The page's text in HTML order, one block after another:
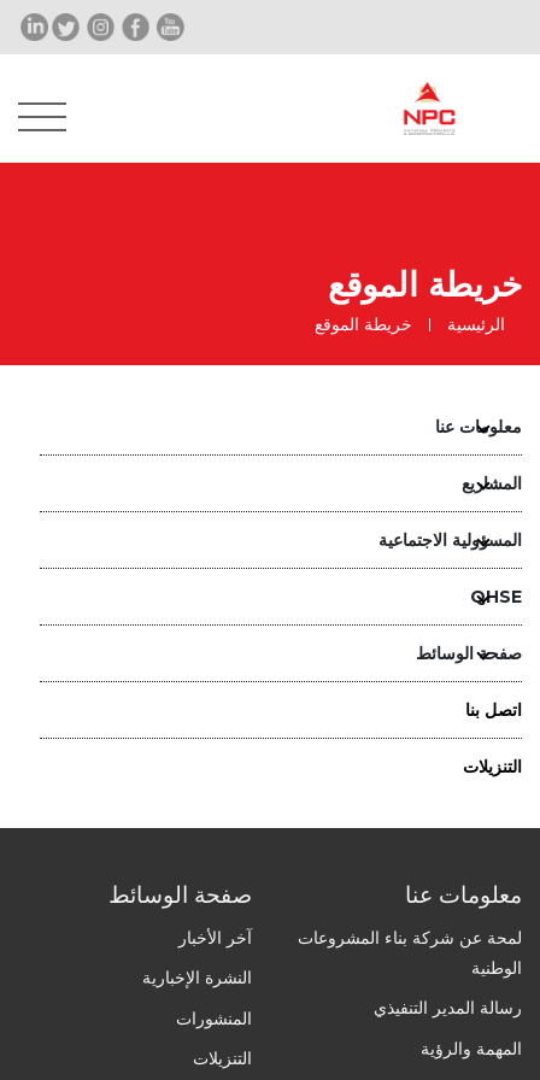
خريطة الموقع
الرئيسية خريطة الموقع
معلومات عنا
المشاريع
المسؤولية الاجتماعية
QHSE
صفحة الوسائط
اتصل بنا
التنزيلات
معلومات عنا
لمحة عن شركة بناء المشروعات
الوطنية
رسالة المدير التنفيذي
المهمة والرؤية
صفحة الوسائط
آخر الأخبار
النشرة الإخبارية
المنشورات
التنزيلات